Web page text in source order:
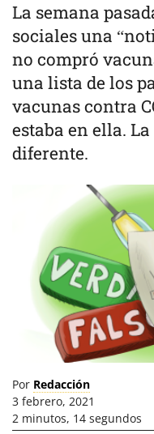
La semana
sociales una
no compró
una lista de los
vacunas contra
estaba en ella.
diferente.
Por Redacción
3 febrero, 2021
2 minutos, 14 segundos